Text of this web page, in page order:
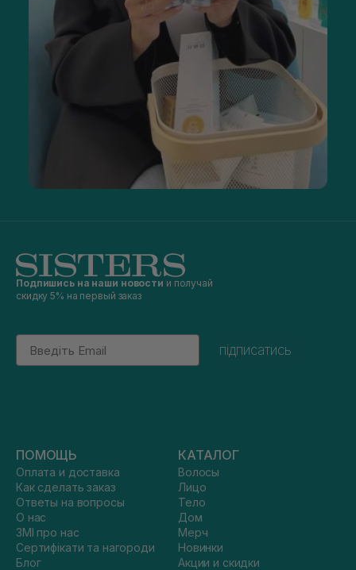
Подпишись на наши новости и получай
скидку 5% на первый заказ
Email
підписатись
ПОМОЩЬ
Оплата и доставка
Как сделать заказ
Ответы на вопросы
О нас
ЗМІ про нас
Сертифікати та нагороди
Блог
КАТАЛОГ
Волосы
Лицо
Тело
Дом
Мерч
Новинки
Акции и скидки